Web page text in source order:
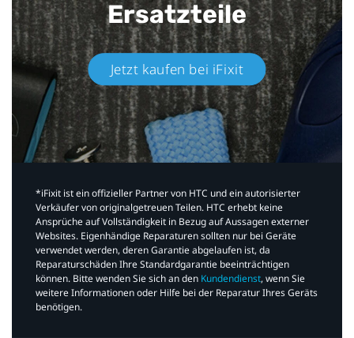
Ersatzteile
Jetzt kaufen bei iFixit​
*iFixit ist ein offizieller Partner von HTC und ein autorisierter
Verkäufer von originalgetreuen Teilen. HTC erhebt keine
Ansprüche auf Vollständigkeit in Bezug auf Aussagen externer
Websites. Eigenhändige Reparaturen sollten nur bei Geräte
verwendet werden, deren Garantie abgelaufen ist, da
Reparaturschäden Ihre Standardgarantie beeinträchtigen
können. Bitte wenden Sie sich an den Kundendienst, wenn Sie
weitere Informationen oder Hilfe bei der Reparatur Ihres Geräts
benötigen.​